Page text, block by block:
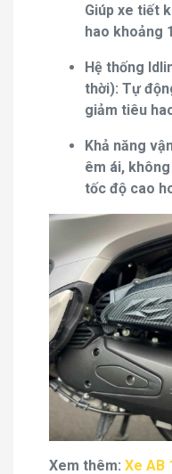
Giúp xe tiết
hao khoảng
Hệ thống
thời): Tự
giảm tiêu
Khả năng
êm ái,
tốc độ cao
Xem thêm: Xe AB